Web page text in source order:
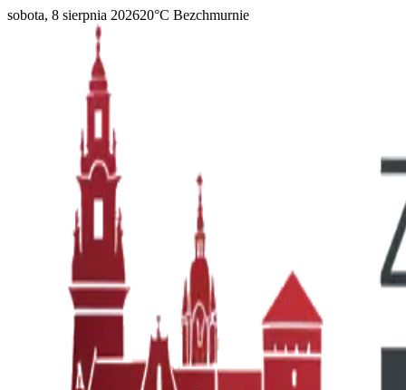
sobota, 8 sierpnia 202620°C Bezchmurnie